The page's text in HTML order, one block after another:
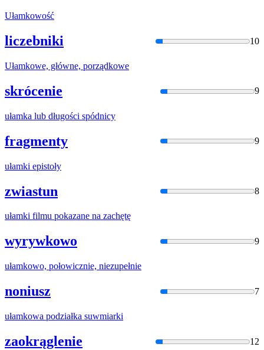
Ułamkowość
liczebniki 10
Ułamkowe, główne, porządkowe
skrócenie 9
ułamka lub długości spódnicy
fragmenty 9
ułamki epistoły
zwiastun 8
ułamki filmu pokazane na zachętę
wyrywkowo 9
ułamkowo, połowicznie, niezupełnie
noniusz 7
ułamkowa podziałka suwmiarki
zaokrąglenie 12